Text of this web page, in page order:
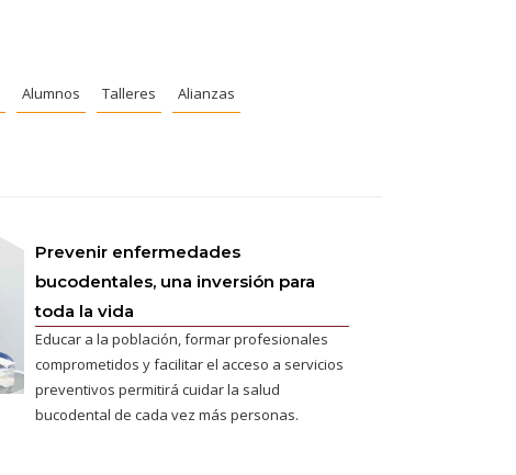
Alumnos Talleres Alianzas
Prevenir enfermedades
bucodentales, una inversión para
toda la vida
Educar a la población, formar profesionales
comprometidos y facilitar el acceso a servicios
preventivos permitirá cuidar la salud
bucodental de cada vez más personas.